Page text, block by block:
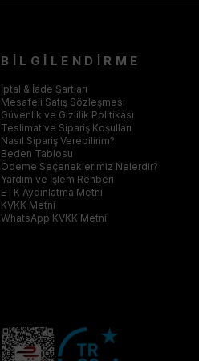
BİLGİLENDİRME
İptal & İade Şartları
Mesafeli Satış Sözleşmesi
Güvenlik ve Gizlilik Politikası
Teslimat ve Sipariş Koşulları
Nasıl Sipariş Verebilirim?
Beden Tablosu
Ödeme Seçeneklerimiz Nelerdir?
Yardım ve İşlem Rehberi
ETK Aydınlatma Metni
KVKK Metni
WhatsApp KVKK Metni